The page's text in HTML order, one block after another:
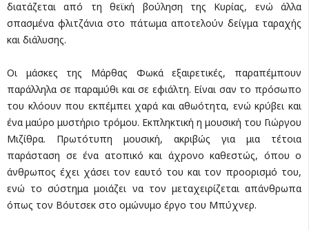
διατάζεται από τη θεϊκή βούληση της Κυρίας, ενώ άλλα
σπασμένα φλιτζάνια στο πάτωμα αποτελούν δείγμα ταραχής
και διάλυσης.
Οι μάσκες της Μάρθας Φωκά εξαιρετικές, παραπέμπουν
παράλληλα σε παραμύθι και σε εφιάλτη. Είναι σαν το πρόσωπο
του κλόουν που εκπέμπει χαρά και αθωότητα, ενώ κρύβει και
ένα μαύρο μυστήριο τρόμου. Εκπληκτική η μουσική του Γιώργου
Μιζίθρα. Πρωτότυπη μουσική, ακριβώς για μια τέτοια
παράσταση σε ένα ατοπικό και άχρονο καθεστώς, όπου ο
άνθρωπος έχει χάσει τον εαυτό του και τον προορισμό του,
ενώ το σύστημα μοιάζει να τον μεταχειρίζεται απάνθρωπα
όπως τον Βόυτσεκ στο ομώνυμο έργο του Μπύχνερ.